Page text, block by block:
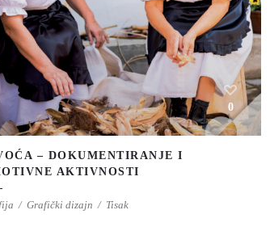
0
– DOKUMENTIRANJE I
AKTIVNOSTI
Grafički dizajn Tisak